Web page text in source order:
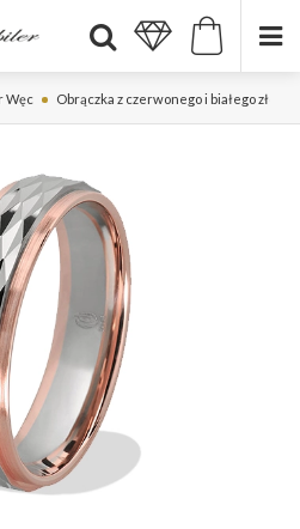
Węc Obrączka z czerwonego i białego złota